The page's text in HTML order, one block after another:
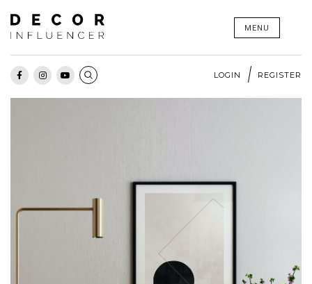
Skip
content
MENU
LOGIN REGISTER